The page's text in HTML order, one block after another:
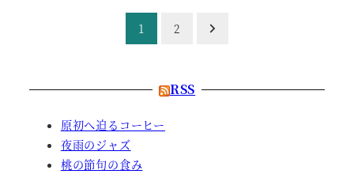
の
ペ
ー
1 2
RSS
原初へ迫るコーヒー
夜雨のジャズ
桃の節句の食み